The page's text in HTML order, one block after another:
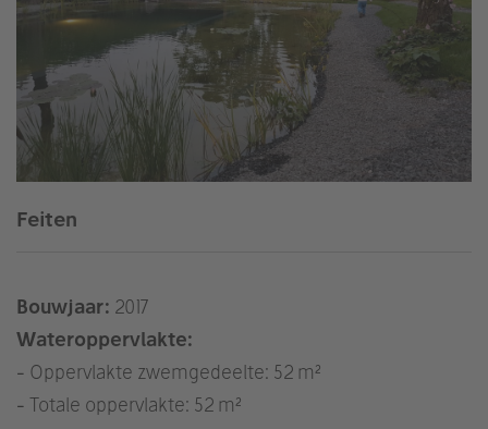
Feiten
Bouwjaar: 2017
Wateroppervlakte:
- Oppervlakte zwemgedeelte: 52 m²
- Totale oppervlakte: 52 m²